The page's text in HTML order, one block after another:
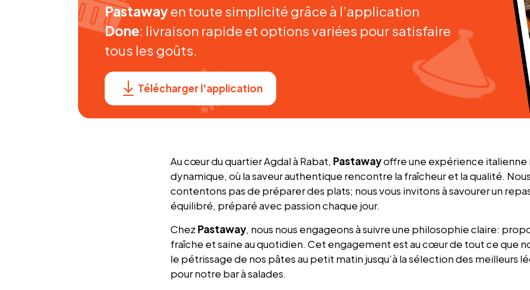
Pastawayen toute simplicité grâce à l’application
Done: livraison rapide et options variées pour satisfaire
tous les goûts.
Télécharger l'application
Au cœur du quartier Agdal à Rabat, Pastawayoffre une expérience
dynamique, où la saveur authentique rencontre la fraîcheur et la qualité.
contentons pas de préparer des plats; nous vous invitons à savourer un
équilibré, préparé avec passion chaque jour.
Chez Pastaway, nous nous engageons à suivre une philosophie claire:
fraîche et saine au quotidien. Cet engagement est au cœur de tout ce que
le pétrissage de nos pâtes au petit matin jusqu’à la sélection des meilleurs
pour notre bar à salades.